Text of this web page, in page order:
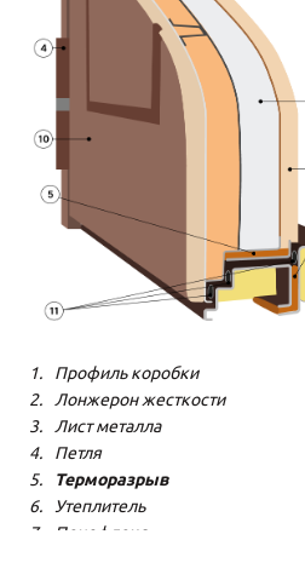
Профиль коробки
Лонжерон жесткости
Лист металла
Петля
Терморазрыв
Утеплитель
Пенофлекс